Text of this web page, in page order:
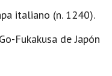
italiano (n. 1240).
Fukakusa de Japón